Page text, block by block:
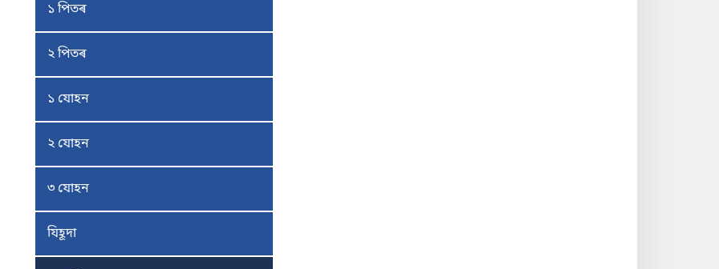
১ পিতৰ
২ পিতৰ
১ যোহন
২ যোহন
৩ যোহন
যিহূদা